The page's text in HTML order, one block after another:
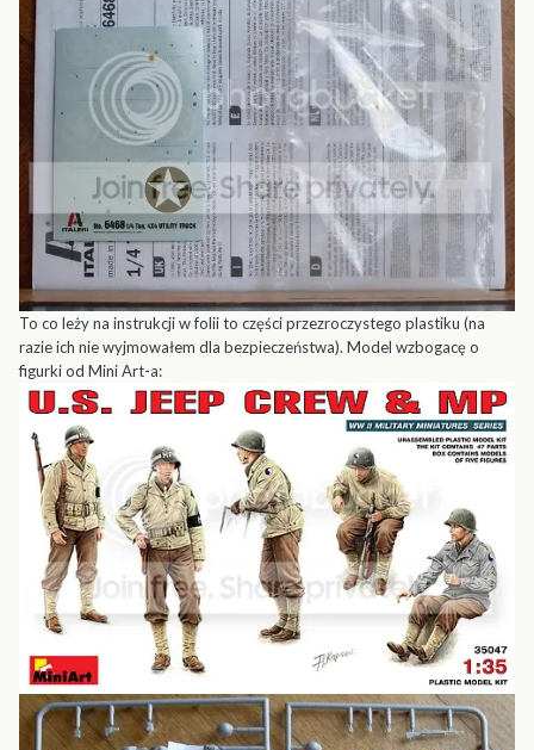
To co leży na instrukcji w folii to części przezroczystego plastiku (na
razie ich nie wyjmowałem dla bezpieczeństwa). Model wzbogacę o
figurki od Mini Art-a: